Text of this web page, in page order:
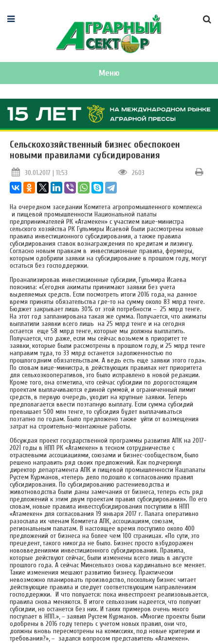
Меню
Сельскохозяйственный бизнес обеспокоен
новыми правилами субсидирования
30.01.2017 | 11:53 2603
На очередном заседании Комитета агропромышленного комплекса
и пищевой промышленности Национальной палаты
предпринимателей РК «Атамекен» с участием вице-министра
сельского хозяйства РК Гульмиры Исаевой были рассмотрены новые
правила инвестиционного субсидирования, а также правила
субсидирования ставок вознаграждения по кредитам и лизингу.
Согласно новым правкам в инвестиционные правила, фермеры,
которым одобрили заявки на субсидирование в прошлом году, могут
остаться без господдержки.
Проанализировав инвестиционные субсидии, Гульмира Исаева
пояснила: «Сегодня акиматы принимают заявки без учета
выделяемых средств. Если посмотреть итоги 2016 года, на данное
время приняты обязательства где-то на сумму около 83 млрд тенге.
Бюджет закрывает лишь 30% от этой потребности – 25 млрд тенге.
На этот год запланирована такая же сумма. Получается, что акиматы
выплатили заявки всего лишь на 25 млрд тенге и на сегодня
остается еще 58 млрд тенге, которые мы должны выплатить.
Получается, что даже, если мы сейчас возьмем в приоритет те
заявки, которые были рассмотрены в прошлом году, и 25 млрд тенге
направим туда, то 33 млрд останется задолженностью по
прошлогодним обязательствам. А ведь есть еще заявки этого года».
По словам вице-министра, в действующих правилах нет приоритета
для сельхозкооперативов, это было исправлено в новой редакции.
Кроме того, она отметила, что сейчас субсидии по дорогостоящим
проектам выплачиваются единой суммой, и ограниченный лимит
средств, в первую очередь, уходит на крупные заявки. Теперь
предполагается ввести поэтапную выплату. Если сумма субсидий
превышает 500 млн тенге, то субсидия будет выплачиваться
поэтапно по годам. Было предложено также уйти от возмещения
затрат на строительно-монтажные работы.
Обсуждая проект государственной программы развития АПК на 2017-
2021 годы в НПП РК «Атамекен» в тесном сотрудничестве с
отраслевыми ассоциациями, союзами и бизнес-сообществом, было
решено направить ряд своих предложений. Как подчеркнул
директор департамента АПК и пищевой промышленности Нацпалаты
Рустем Курманов, «теперь дело подошло к согласованию правил
субсидирования. По субсидированию растениеводства и
животноводства были даны замечания от бизнеса, теперь есть ряд
предложений к этим двум проектам правил субсидирования». По его
словам, новые правила инвестсубсидирования поступили в НПП
«Атамекен» для согласования 19 января 2017 г. Палата оперативно
разослала их членам Комитета АПК, ассоциациям, союзам,
региональным палатам. В настоящее время поступило около 400
предложений от бизнеса на более чем 100 страницах. «По сути, это
прецедент, такого никогда не было. Бизнес просто взбудоражен
нововведениями инвестиционного субсидирования. Правила,
которые действуют сейчас, были изменены всего лишь в августе
прошлого года. А сейчас Минсельхоз снова кардинально все меняет.
Такие изменения мешают развитию бизнесу. Практически
невозможно планировать производство, поскольку бизнес читает
действующие правила и следует соответствующим направлениям
господдержки. И что полуается: пока инвестпроект реализовывается,
правила снова меняются. В итоге сельхозник надеется, что получит
субсидии, но останется без них. И таких примеров очень много
поступает в НПП.», – заявил Рустем Курманов. «Многие проекты были
одобрены в 2016 году теперь с учетом новых правил, они что,
должны вновь пересмотрены на комиссиях, под новые критерии и
требования?», – задался вопросом представитель «Атамекен».